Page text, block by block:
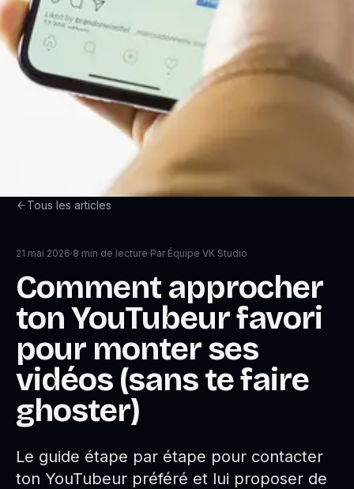
Tous les articles
21 mai 2026·8 min de lecture·Par Équipe VK Studio
Comment approcher
ton YouTubeur favori
pour monter ses
vidéos (sans te faire
ghoster)
Le guide étape par étape pour contacter
ton YouTubeur préféré et lui proposer de